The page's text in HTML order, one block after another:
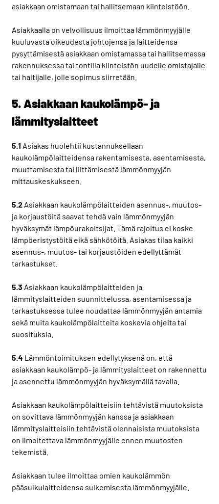
asiakkaan omistamaan tai hallitsemaan kiinteistöön.
Asiakkaalla on velvollisuus ilmoittaa lämmönmyyjälle
kuuluvasta oikeudesta johtojensa ja laitteidensa
pysyttämisestä asiakkaan omistamassa tai hallitsemassa
rakennuksessa tai tontilla kiinteistön uudelle omistajalle
tai haltijalle, jolle sopimus siirretään.
5. Asiakkaan kaukolämpö- ja
lämmityslaitteet
5.1 Asiakas huolehtii kustannuksellaan
kaukolämpölaitteidensa rakentamisesta, asentamisesta,
muuttamisesta tai liittämisestä lämmönmyyjän
mittauskeskukseen.
5.2 Asiakkaan kaukolämpölaitteiden asennus-, muutos-
ja korjaustöitä saavat tehdä vain lämmönmyyjän
hyväksymät lämpöurakoitsijat. Tämä rajoitus ei koske
lämpöeristystöitä eikä sähkötöitä. Asiakas tilaa kaikki
asennus-, muutos- tai korjaustöiden edellyttämät
tarkastukset.
5.3 Asiakkaan kaukolämpölaitteiden ja
lämmityslaitteiden suunnittelussa, asentamisessa ja
tarkastuksessa tulee noudattaa lämmönmyyjän antamia
sekä muita kaukolämpölaitteita koskevia ohjeita tai
suosituksia.
5.4 Lämmöntoimituksen edellytyksenä on, että
asiakkaan kaukolämpö- ja lämmityslaitteet on rakennettu
ja asennettu lämmönmyyjän hyväksymällä tavalla.
Asiakkaan kaukolämpölaitteisiin tehtävistä muutoksista
on sovittava lämmönmyyjän kanssa ja asiakkaan
lämmityslaitteisiin tehtävistä olennaisista muutoksista
on ilmoitettava lämmönmyyjälle ennen muutosten
tekemistä.
Asiakkaan tulee ilmoittaa omien kaukolämmön
pääsulkulaitteidensa sulkemisesta lämmönmyyjälle.